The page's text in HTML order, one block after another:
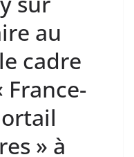
au
cadre
» à